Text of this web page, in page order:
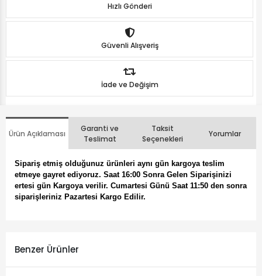
Hızlı Gönderi
Güvenli Alışveriş
İade ve Değişim
Ürün Açıklaması
Garanti ve
Teslimat
Taksit
Seçenekleri
Yorumlar
Sipariş etmiş olduğunuz ürünleri aynı gün kargoya teslim
etmeye gayret ediyoruz. Saat 16:00 Sonra Gelen Siparişinizi
ertesi gün Kargoya verilir. Cumartesi Günü Saat 11:50 den sonra
siparişleriniz Pazartesi Kargo Edilir.
Benzer Ürünler